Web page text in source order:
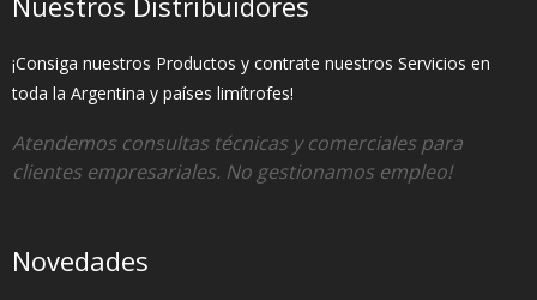
¡Consiga nuestros Productos y contrate nuestros Servicios en
toda la Argentina y países limítrofes!
Atendemos consultas técnicas y comerciales para
clientes empresariales. No gestionamos empleo!
Novedades